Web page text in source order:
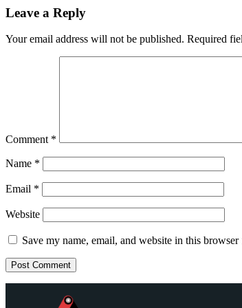
Leave a Reply
Your email address will not be published. Required
Comment *
Name *
Email *
Website
Save my name, email, and website in this